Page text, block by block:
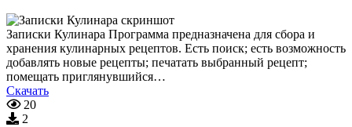
Записки Кулинара Программа предназначена для сбора и
хранения кулинарных рецептов. Есть поиск; есть возможность
добавлять новые рецепты; печатать выбранный рецепт;
помещать приглянувшийся…
Скачать
20
2